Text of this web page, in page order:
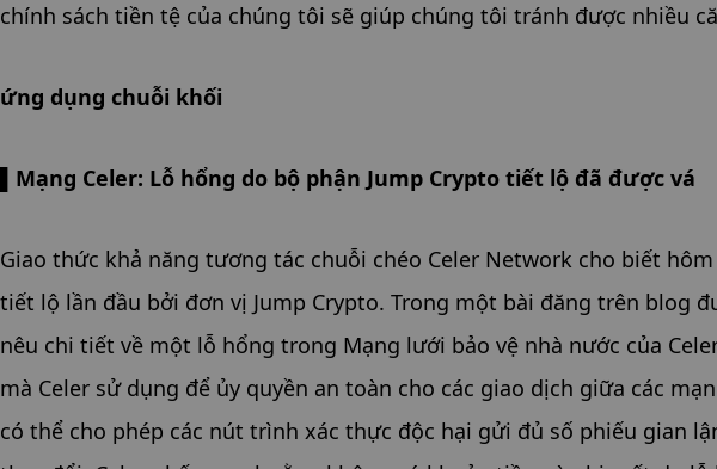
chính sách tiền tệ của chúng tôi sẽ giúp chúng tôi tránh được nhiều
ứng dụng chuỗi khối
▌Mạng Celer: Lỗ hổng do bộ phận Jump Crypto tiết lộ đã được vá
Giao thức khả năng tương tác chuỗi chéo Celer Network cho biết
tiết lộ lần đầu bởi đơn vị Jump Crypto. Trong một bài đăng trên blog
nêu chi tiết về một lỗ hổng trong Mạng lưới bảo vệ nhà nước của
mà Celer sử dụng để ủy quyền an toàn cho các giao dịch giữa các
có thể cho phép các nút trình xác thực độc hại gửi đủ số phiếu gian